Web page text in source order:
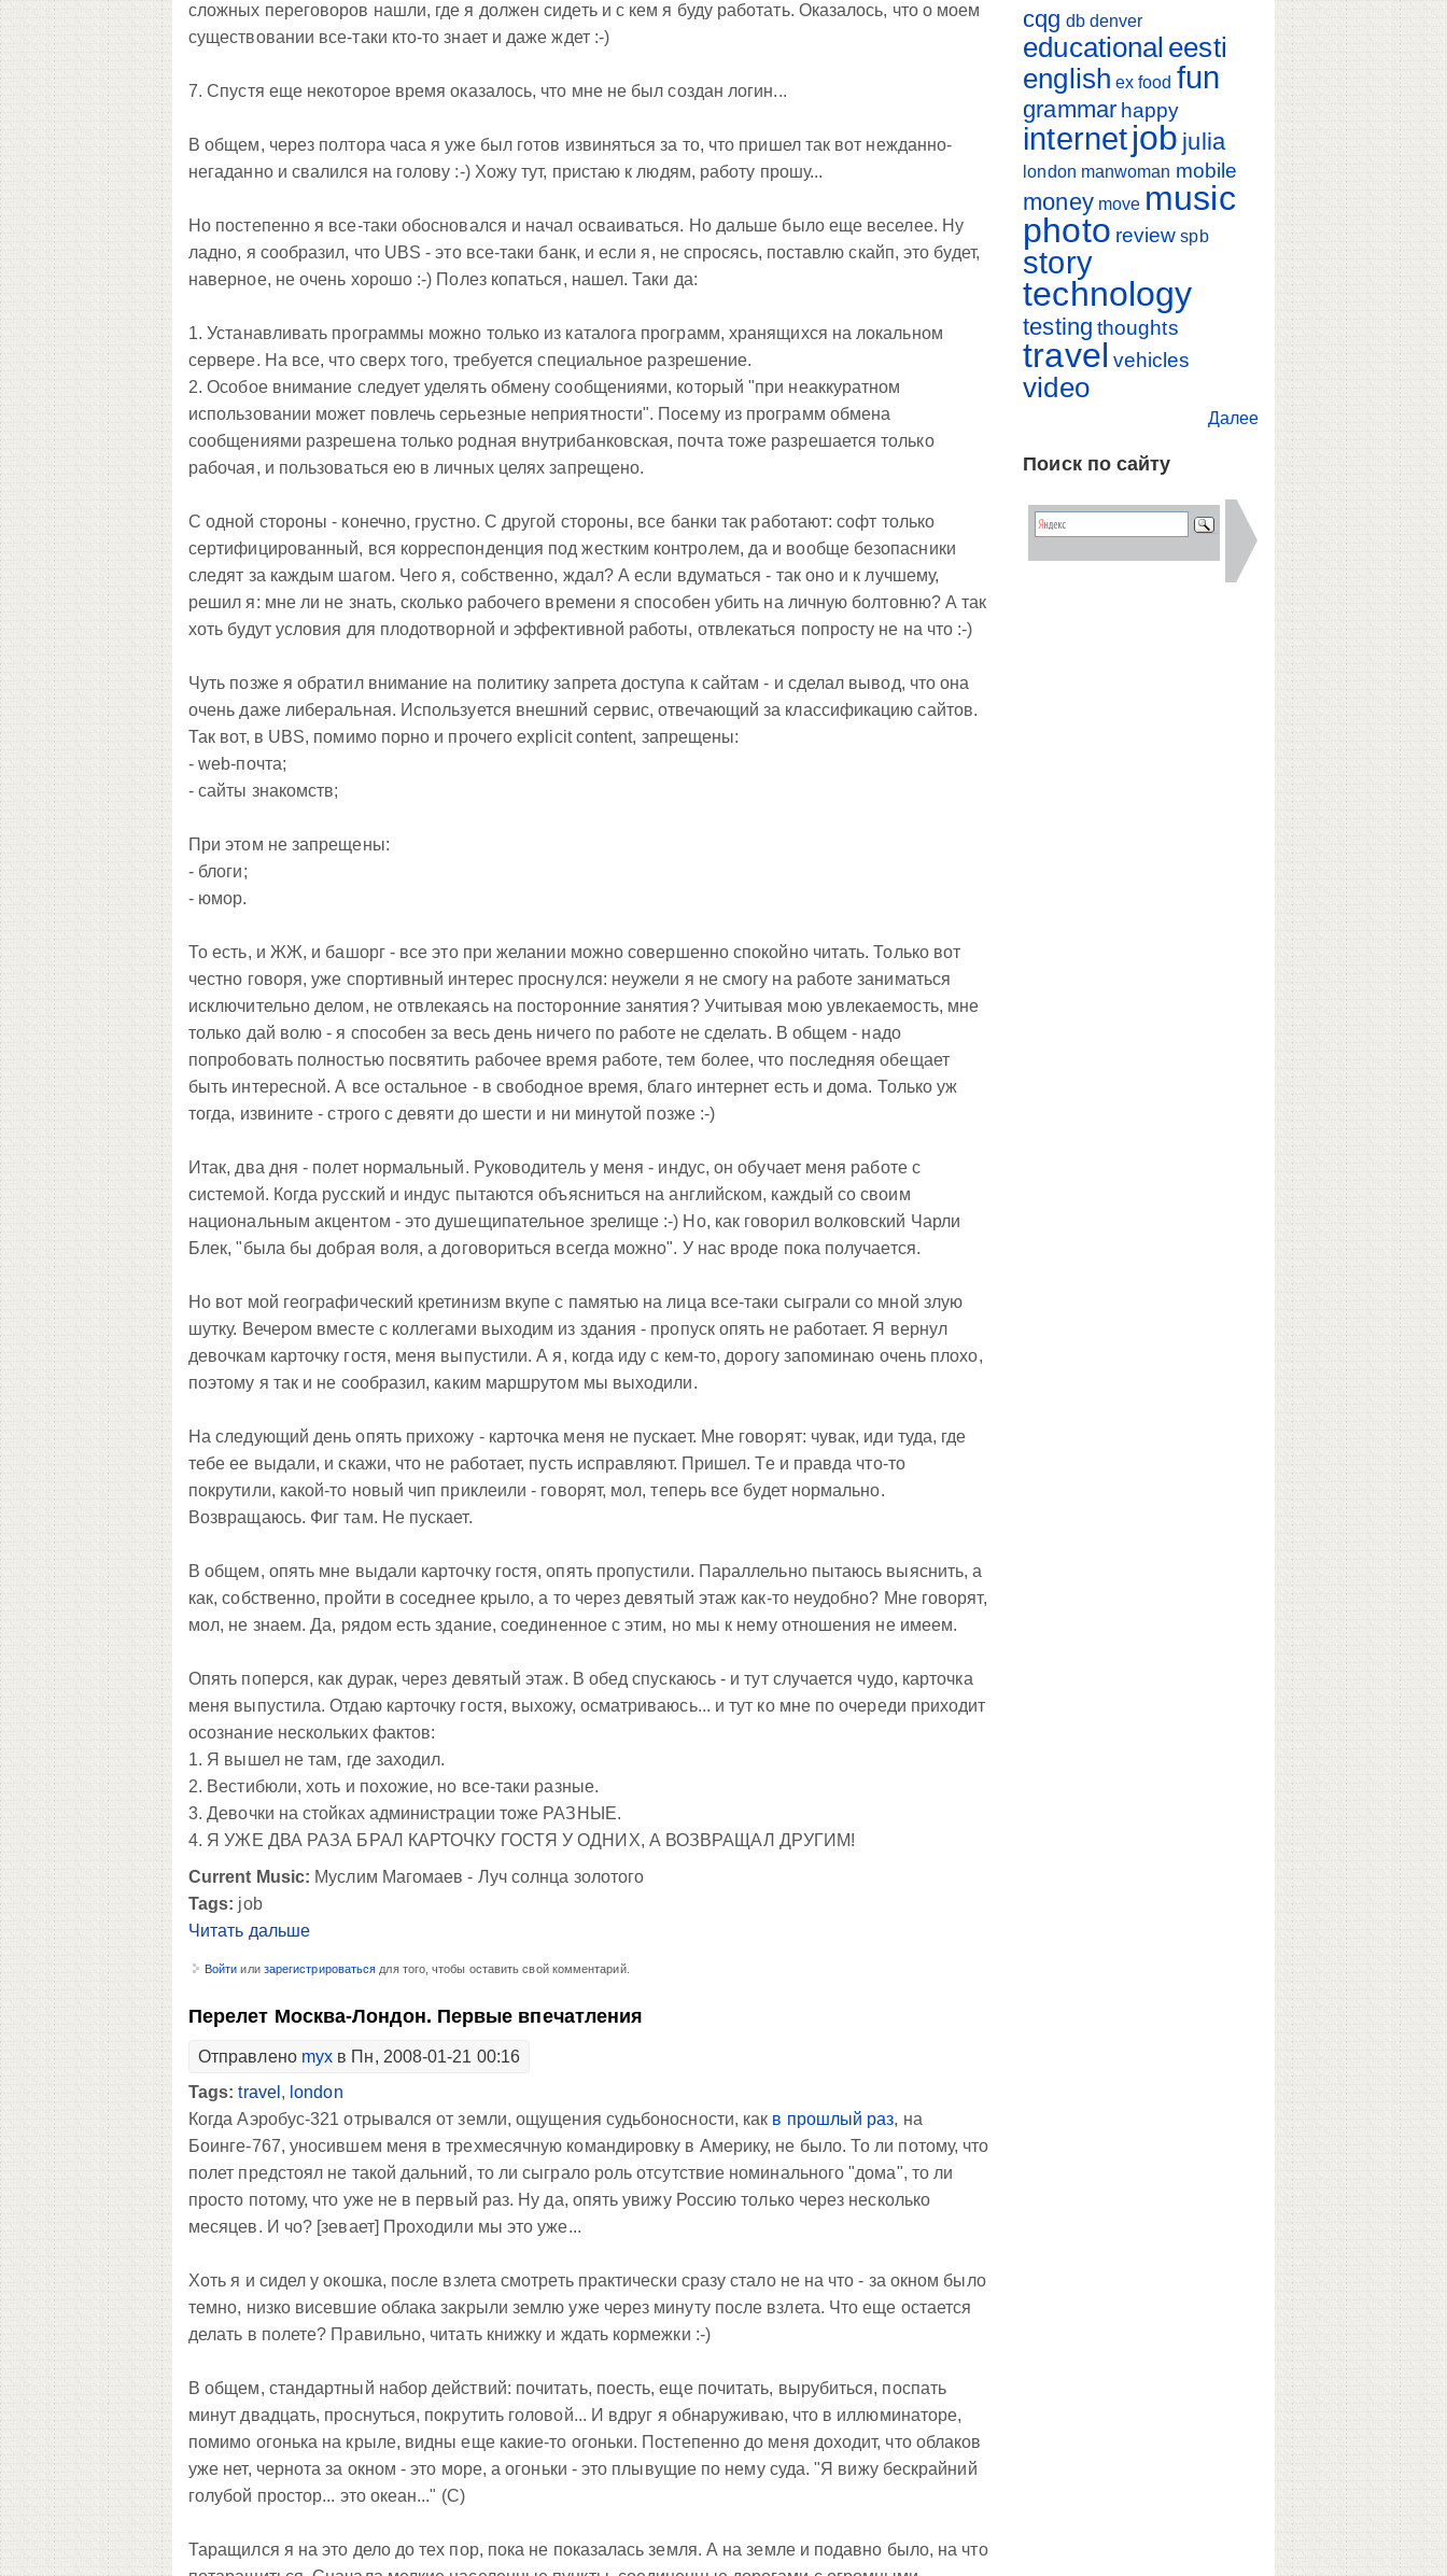
сложных переговоров нашли, где я должен сидеть и с кем я буду работать. Оказалось, что о моем
существовании все-таки кто-то знает и даже ждет :-)
7. Спустя еще некоторое время оказалось, что мне не был создан логин...
В общем, через полтора часа я уже был готов извиняться за то, что пришел так вот нежданно-
негаданно и свалился на голову :-) Хожу тут, пристаю к людям, работу прошу...
Но постепенно я все-таки обосновался и начал осваиваться. Но дальше было еще веселее. Ну
ладно, я сообразил, что UBS - это все-таки банк, и если я, не спросясь, поставлю скайп, это будет,
наверное, не очень хорошо :-) Полез копаться, нашел. Таки да:
1. Устанавливать программы можно только из каталога программ, хранящихся на локальном
сервере. На все, что сверх того, требуется специальное разрешение.
2. Особое внимание следует уделять обмену сообщениями, который "при неаккуратном
использовании может повлечь серьезные неприятности". Посему из программ обмена
сообщениями разрешена только родная внутрибанковская, почта тоже разрешается только
рабочая, и пользоваться ею в личных целях запрещено.
С одной стороны - конечно, грустно. С другой стороны, все банки так работают: софт только
сертифицированный, вся корреспонденция под жестким контролем, да и вообще безопасники
следят за каждым шагом. Чего я, собственно, ждал? А если вдуматься - так оно и к лучшему,
решил я: мне ли не знать, сколько рабочего времени я способен убить на личную болтовню? А так
хоть будут условия для плодотворной и эффективной работы, отвлекаться попросту не на что :-)
Чуть позже я обратил внимание на политику запрета доступа к сайтам - и сделал вывод, что она
очень даже либеральная. Используется внешний сервис, отвечающий за классификацию сайтов.
Так вот, в UBS, помимо порно и прочего explicit content, запрещены:
- web-почта;
- сайты знакомств;
При этом не запрещены:
- блоги;
- юмор.
То есть, и ЖЖ, и башорг - все это при желании можно совершенно спокойно читать. Только вот
честно говоря, уже спортивный интерес проснулся: неужели я не смогу на работе заниматься
исключительно делом, не отвлекаясь на посторонние занятия? Учитывая мою увлекаемость, мне
только дай волю - я способен за весь день ничего по работе не сделать. В общем - надо
попробовать полностью посвятить рабочее время работе, тем более, что последняя обещает
быть интересной. А все остальное - в свободное время, благо интернет есть и дома. Только уж
тогда, извините - строго с девяти до шести и ни минутой позже :-)
Итак, два дня - полет нормальный. Руководитель у меня - индус, он обучает меня работе с
системой. Когда русский и индус пытаются объясниться на английском, каждый со своим
национальным акцентом - это душещипательное зрелище :-) Но, как говорил волковский Чарли
Блек, "была бы добрая воля, а договориться всегда можно". У нас вроде пока получается.
Но вот мой географический кретинизм вкупе с памятью на лица все-таки сыграли со мной злую
шутку. Вечером вместе с коллегами выходим из здания - пропуск опять не работает. Я вернул
девочкам карточку гостя, меня выпустили. А я, когда иду с кем-то, дорогу запоминаю очень плохо,
поэтому я так и не сообразил, каким маршрутом мы выходили.
На следующий день опять прихожу - карточка меня не пускает. Мне говорят: чувак, иди туда, где
тебе ее выдали, и скажи, что не работает, пусть исправляют. Пришел. Те и правда что-то
покрутили, какой-то новый чип приклеили - говорят, мол, теперь все будет нормально.
Возвращаюсь. Фиг там. Не пускает.
В общем, опять мне выдали карточку гостя, опять пропустили. Параллельно пытаюсь выяснить, а
как, собственно, пройти в соседнее крыло, а то через девятый этаж как-то неудобно? Мне говорят,
мол, не знаем. Да, рядом есть здание, соединенное с этим, но мы к нему отношения не имеем.
Опять поперся, как дурак, через девятый этаж. В обед спускаюсь - и тут случается чудо, карточка
меня выпустила. Отдаю карточку гостя, выхожу, осматриваюсь... и тут ко мне по очереди приходит
осознание нескольких фактов:
1. Я вышел не там, где заходил.
2. Вестибюли, хоть и похожие, но все-таки разные.
3. Девочки на стойках администрации тоже РАЗНЫЕ.
4. Я УЖЕ ДВА РАЗА БРАЛ КАРТОЧКУ ГОСТЯ У ОДНИХ, А ВОЗВРАЩАЛ ДРУГИМ!
Current Music: Муслим Магомаев - Луч солнца золотого
Tags: job
Читать дальше
Войти или зарегистрироваться для того, чтобы оставить свой комментарий.
Перелет Москва-Лондон. Первые впечатления
Отправлено myx в Пн, 2008-01-21 00:16
Tags:travel , london
Когда Аэробус-321 отрывался от земли, ощущения судьбоносности, как в прошлый раз, на
Боинге-767, уносившем меня в трехмесячную командировку в Америку, не было. То ли потому, что
полет предстоял не такой дальний, то ли сыграло роль отсутствие номинального "дома", то ли
просто потому, что уже не в первый раз. Ну да, опять увижу Россию только через несколько
месяцев. И чо? [зевает] Проходили мы это уже...
Хоть я и сидел у окошка, после взлета смотреть практически сразу стало не на что - за окном было
темно, низко висевшие облака закрыли землю уже через минуту после взлета. Что еще остается
делать в полете? Правильно, читать книжку и ждать кормежки :-)
В общем, стандартный набор действий: почитать, поесть, еще почитать, вырубиться, поспать
минут двадцать, проснуться, покрутить головой... И вдруг я обнаруживаю, что в иллюминаторе,
помимо огонька на крыле, видны еще какие-то огоньки. Постепенно до меня доходит, что облаков
уже нет, чернота за окном - это море, а огоньки - это плывущие по нему суда. "Я вижу бескрайний
голубой простор... это океан..." (C)
Таращился я на это дело до тех пор, пока не показалась земля. А на земле и подавно было, на что
cqg db denver
educational eesti
english ex food fun
grammar happy
internetjob julia
london manwoman mobile
money move music
photo review spb
story
technology
testing thoughts
travel vehicles
video
Далее
Поиск по сайту